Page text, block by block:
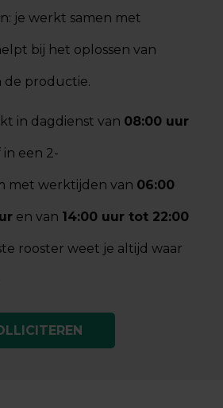
je werkt samen met
bij het oplossen van
de productie.
in dagdienst van 08:00 uur
in een 2-
met werktijden van 06:00
en van 14:00 uur tot 22:00
rooster weet je altijd waar